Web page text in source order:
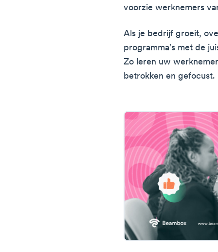
voorzie werknemers
Als je bedrijf groeit,
programma's met de
Zo leren uw
betrokken en gefocust.